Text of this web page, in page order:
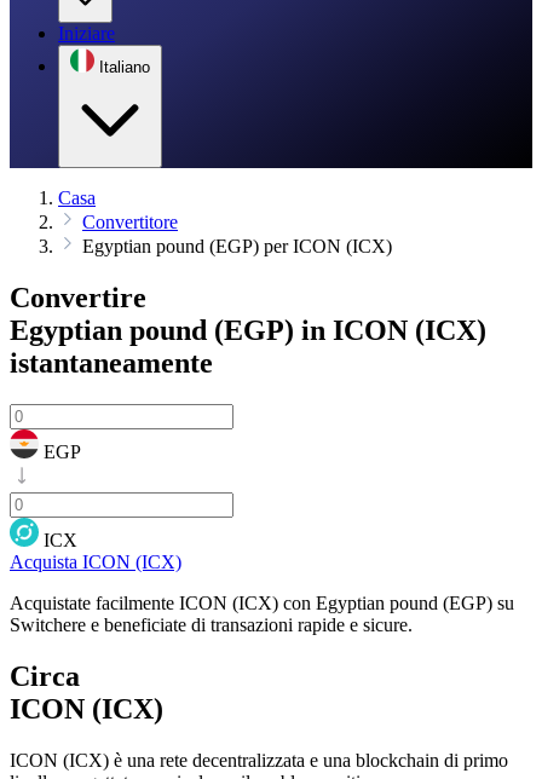
Iniziare
Italiano
Casa
Convertitore
Egyptian pound (EGP) per ICON (ICX)
Convertire
Egyptian pound (EGP) in ICON (ICX)
istantaneamente
EGP
ICX
Acquista ICON (ICX)
Acquistate facilmente ICON (ICX) con Egyptian pound (EGP) su
Switchere e beneficiate di transazioni rapide e sicure.
Circa
ICON (ICX)
ICON (ICX) è una rete decentralizzata e una blockchain di primo